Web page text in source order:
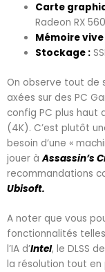
Carte
Radeon RX
Mémoire vive
Stockage :
On observe tout de
axées sur des PC
config PC plus haut
(4K). C’est plutôt
besoin d’une «
jouer àAssassin’s
recommandations
Ubisoft.
A noter que vous
fonctionnalités
l’IA d’Intel, le DLSS de
la résolution tout